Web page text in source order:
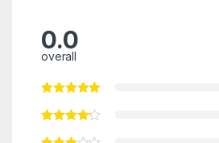
0.0
overall